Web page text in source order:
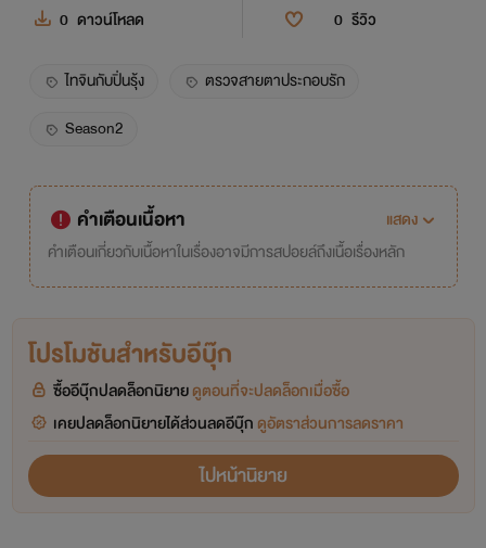
0 ดาวน์โหลด 0 รีวิว
ไทจินกับปิ่นรุ้ง
ตรวจสายตาประกอบรัก
Season2
คำเตือนเนื้อหา
แสดง
คำเตือนเกี่ยวกับเนื้อหาในเรื่องอาจมีการสปอยล์ถึงเนื้อเรื่องหลัก
โปรโมชันสำหรับอีบุ๊ก
ซื้ออีบุ๊กปลดล็อกนิยายดูตอนที่จะปลดล็อกเมื่อซื้อ
เคยปลดล็อกนิยายได้ส่วนลดอีบุ๊ก ดูอัตราส่วนการลดราคา
ไปหน้านิยาย